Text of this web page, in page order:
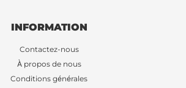
INFORMATION
Contactez-nous
À propos de nous
Conditions générales